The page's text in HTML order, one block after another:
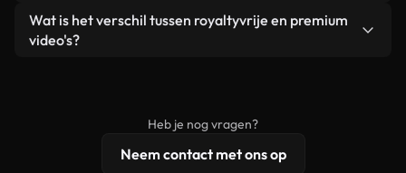
een losstaand product.
Je krijgt schoon, direct bruikbaar beeldmateriaal.
Ja. Je mag onze video's inkorten, bijsnijden of
remixen. Zorg er wel voor dat het eindproduct
Wat is het verschil tussen royaltyvrije en premium
video's?
licentiebescherming omvat.
Heb je nog vragen?
Neem contact met ons op